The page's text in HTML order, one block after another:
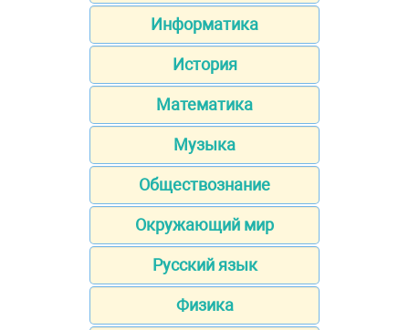
Информатика
История
Математика
Музыка
Обществознание
Окружающий мир
Русский язык
Физика